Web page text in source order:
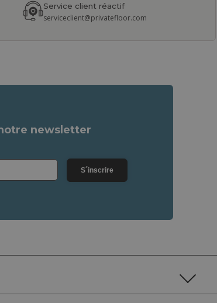
Service client réactif
serviceclient@privatefloor.com
newsletter
S´inscrire